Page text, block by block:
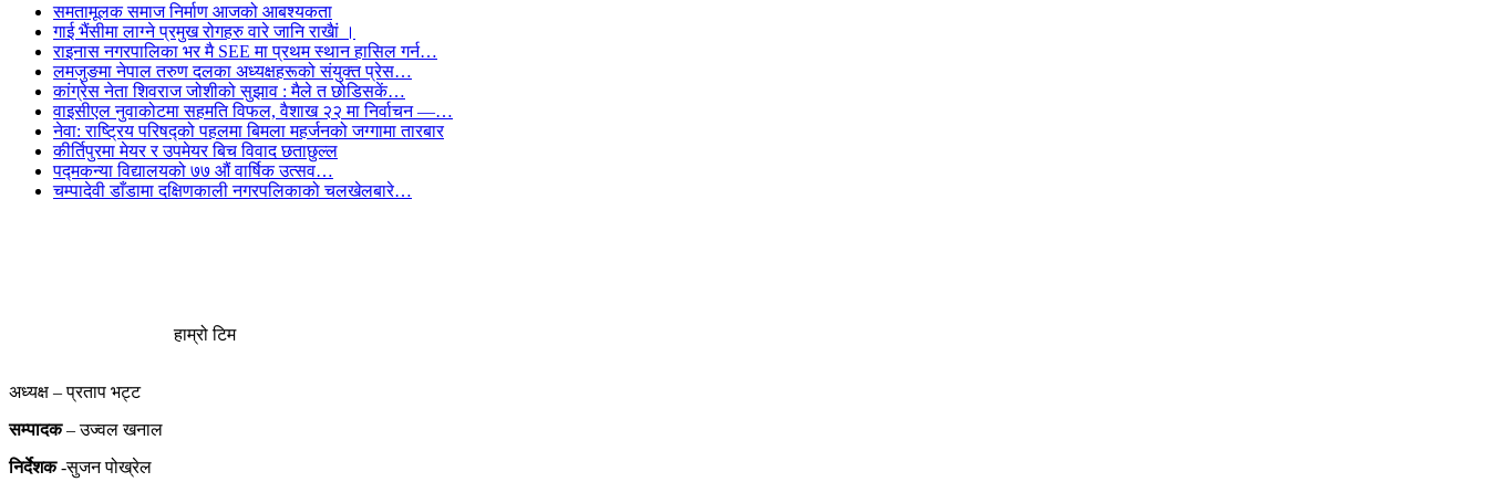
समतामूलक समाज निर्माण आजको आबश्यकता
गाई भैंसीमा लाग्ने प्रमुख रोगहरु वारे जानि राखैां ।
राइनास नगरपालिका भर मै SEE मा प्रथम स्थान हासिल गर्न…
लमजुङमा नेपाल तरुण दलका अध्यक्षहरूको संयुक्त प्रेस…
कांग्रेस नेता शिवराज जोशीको सुझाव : मैले त छोडिसकें…
वाइसीएल नुवाकोटमा सहमति विफल, वैशाख २२ मा निर्वाचन —…
नेवा: राष्ट्रिय परिषद्को पहलमा बिमला महर्जनको जग्गामा तारबार
कीर्तिपुरमा मेयर र उपमेयर बिच विवाद छताछुल्ल
पद्मकन्या विद्यालयको ७७ औं ‌‌वार्षिक ‌उत्सव…
चम्पादेवी डाँडामा दक्षिणकाली नगरपलिकाको चलखेलबारे…
हाम्रो टिम
अध्यक्ष – प्रताप भट्ट
सम्पादक– उज्वल खनाल
निर्देशक-सुजन पोख्रेल